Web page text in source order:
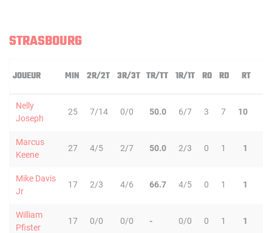
STRASBOURG
JOUEUR MIN 2R/2T 3R/3T TR/TT 1R/1T RO RD RT
Nelly
Joseph
25 7/14 0/0 50.0 6/7 3 7 10
Marcus
Keene
27 4/5 2/7 50.0 2/3 0 1 1
Mike Davis
Jr
17 2/3 4/6 66.7 4/5 0 1 1
William
Pfister
17 0/0 0/0 - 0/0 0 1 1